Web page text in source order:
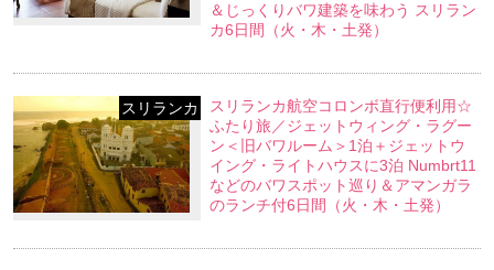
＆じっくりバワ建築を味わう スリラン
カ6日間（火・木・土発）
スリランカ
スリランカ航空コロンボ直行便利用☆
ふたり旅／ジェットウィング・ラグー
ン＜旧バワルーム＞1泊＋ジェットウ
イング・ライトハウスに3泊 Numbrt11
などのバワスポット巡り＆アマンガラ
のランチ付6日間（火・木・土発）